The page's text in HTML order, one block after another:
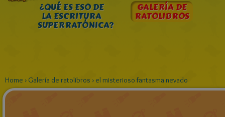
¿QUÉ ES ESO DE
LA ESCRITURA
SUPERRATÓNICA?
GALERÍA DE
RATOLIBROS
Home › Galería de ratolibros › el misterioso fantasma nevado